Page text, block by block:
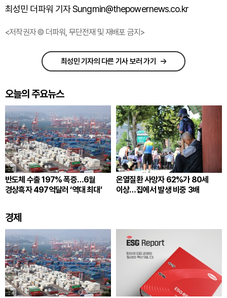
최성민 더파워 기자 Sungmin@thepowernews.co.kr
<저작권자 © 더파워, 무단전재 및 재배포 금지>
최성민 기자의 다른 기사 보러 가기
오늘의 주요뉴스
반도체 수출 197% 폭증…6월
경상흑자 497억달러 ‘역대 최대’
온열질환 사망자 62%가 80세
이상…집에서 발생 비중 3배
경제